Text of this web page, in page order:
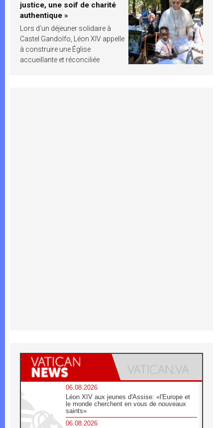
justice, une soif de charité
authentique »
Lors d’un déjeuner solidaire à
Castel Gandolfo, Léon XIV appelle
à construire une Église
accueillante et réconciliée
06.08.2026
Léon XIV aux jeunes d'Assise: «l'Europe et
le monde cherchent en vous de nouveaux
saints»
06.08.2026